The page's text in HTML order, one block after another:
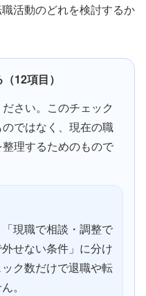
活動のどれを検討するか
12項目）
さい。このチェック
ではなく、現在の職
理するためのもので
現職で相談・調整で
せない条件」に分け
ク数だけで退職や転
。